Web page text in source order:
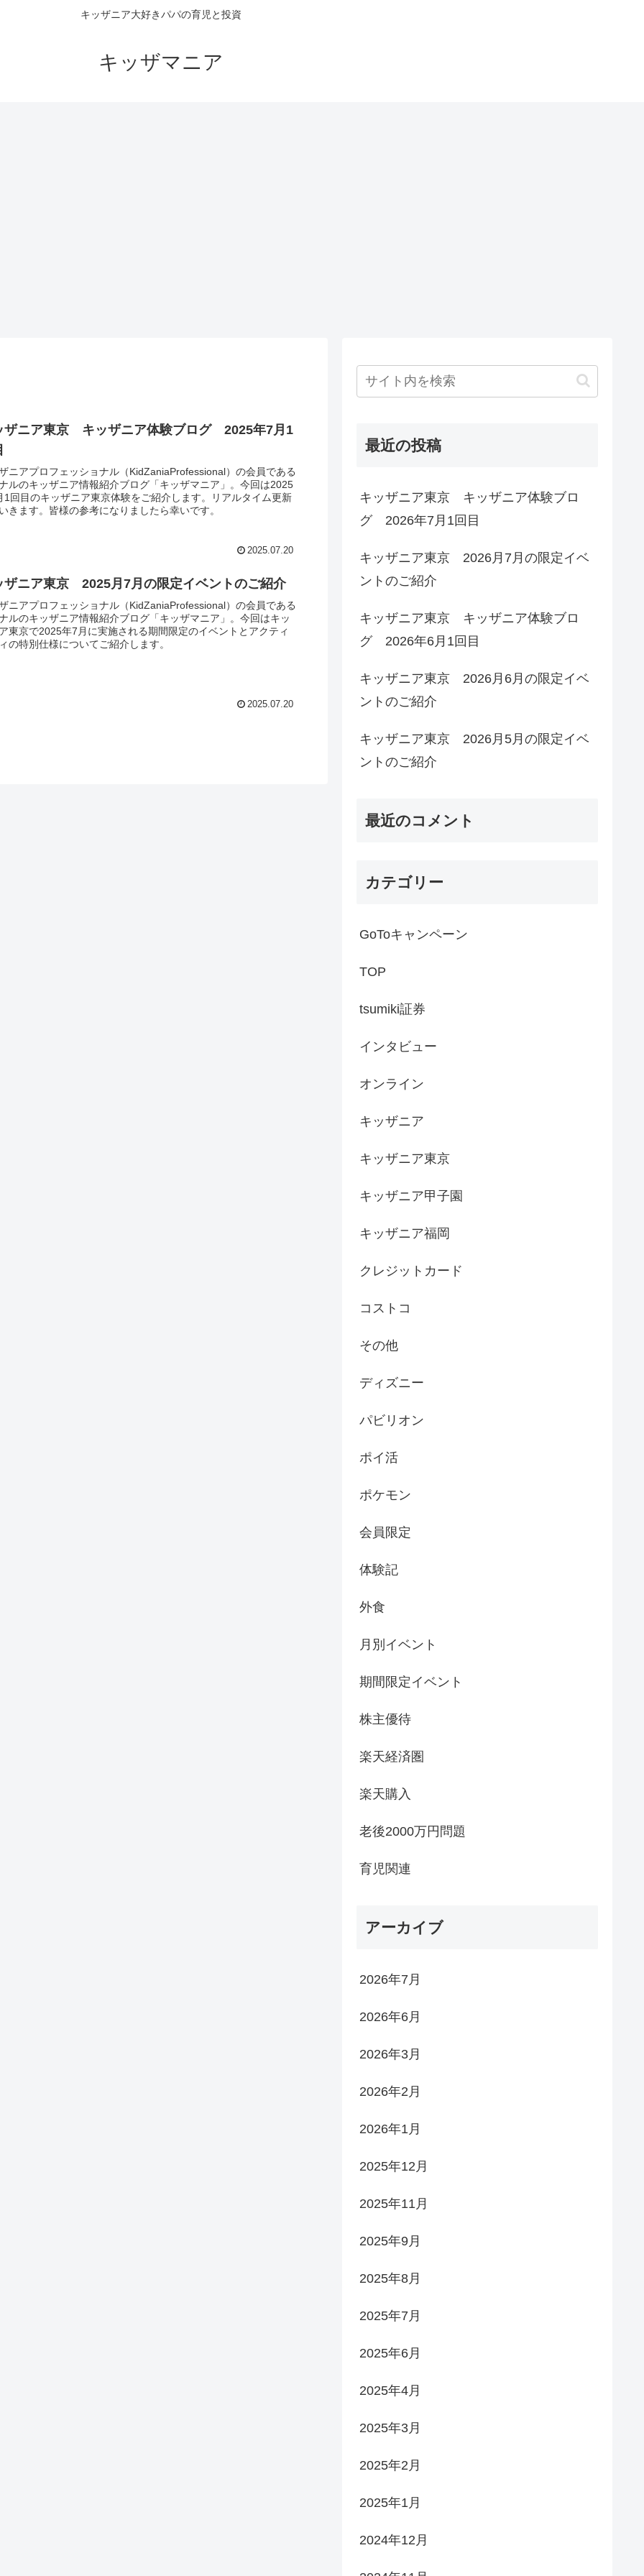
キッザニア大好きパパの育児と投資
キッザマニア
ザニア東京 キッザニア体験ブログ 2025年7月1
ニアプロフェッショナル（KidZaniaProfessional）の会員である
ルのキッザニア情報紹介ブログ「キッザマニア」。今回は2025
1回目のキッザニア東京体験をご紹介します。リアルタイム更新
きます。皆様の参考になりましたら幸いです。
2025.07.20
ザニア東京 2025月7月の限定イベントのご紹介
ニアプロフェッショナル（KidZaniaProfessional）の会員である
ルのキッザニア情報紹介ブログ「キッザマニア」。今回はキッ
東京で2025年7月に実施される期間限定のイベントとアクティ
の特別仕様についてご紹介します。
2025.07.20
最近の投稿
キッザニア東京 キッザニア体験ブロ
グ 2026年7月1回目
キッザニア東京 2026月7月の限定イベ
ントのご紹介
キッザニア東京 キッザニア体験ブロ
グ 2026年6月1回目
キッザニア東京 2026月6月の限定イベ
ントのご紹介
キッザニア東京 2026月5月の限定イベ
ントのご紹介
最近のコメント
カテゴリー
GoToキャンペーン
TOP
tsumiki証券
インタビュー
オンライン
キッザニア
キッザニア東京
キッザニア甲子園
キッザニア福岡
クレジットカード
コストコ
その他
ディズニー
パビリオン
ポイ活
ポケモン
会員限定
体験記
外食
月別イベント
期間限定イベント
株主優待
楽天経済圏
楽天購入
老後2000万円問題
育児関連
アーカイブ
2026年7月
2026年6月
2026年3月
2026年2月
2026年1月
2025年12月
2025年11月
2025年9月
2025年8月
2025年7月
2025年6月
2025年4月
2025年3月
2025年2月
2025年1月
2024年12月